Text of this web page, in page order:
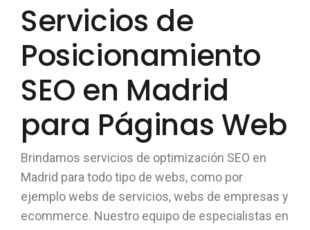
Servicios de
Posicionamiento
SEO en Madrid
para Páginas Web
Brindamos servicios de optimización SEO en
Madrid para todo tipo de webs, como por
ejemplo webs de servicios, webs de empresas y
ecommerce. Nuestro equipo de especialistas en